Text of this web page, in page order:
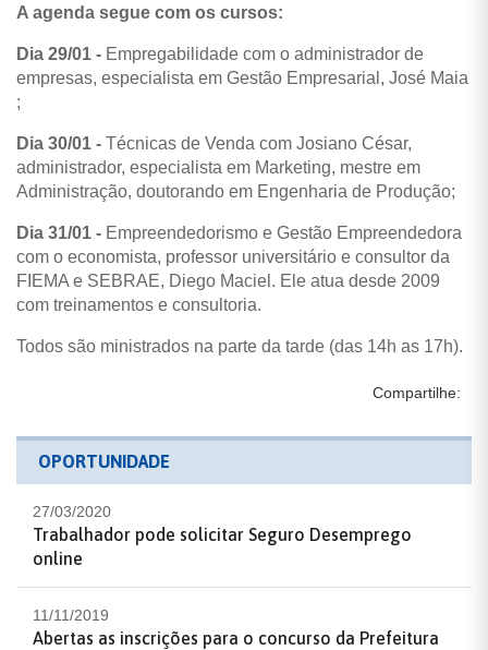
A agenda segue com os cursos:
Dia 29/01 - Empregabilidade com o administrador de
empresas, especialista em Gestão Empresarial, José Maia
;
Dia 30/01 - Técnicas de Venda com Josiano César,
administrador, especialista em Marketing, mestre em
Administração, doutorando em Engenharia de Produção;
Dia 31/01 - Empreendedorismo e Gestão Empreendedora
com o economista, professor universitário e consultor da
FIEMA e SEBRAE, Diego Maciel. Ele atua desde 2009
com treinamentos e consultoria.
Todos são ministrados na parte da tarde (das 14h as 17h).
Compartilhe:
OPORTUNIDADE
27/03/2020
Trabalhador pode solicitar Seguro Desemprego
online
11/11/2019
Abertas as inscrições para o concurso da Prefeitura